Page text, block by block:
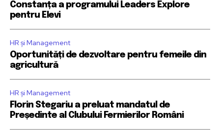
Constanța a programului Leaders Explore
pentru Elevi
HR și Management
Oportunități de dezvoltare pentru femeile din
agricultură
HR și Management
Florin Stegariu a preluat mandatul de
Președinte al Clubului Fermierilor Români